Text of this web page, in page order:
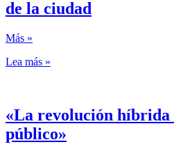
de la ciudad
Más »
Lea más »
«La revolución híbrida
público»